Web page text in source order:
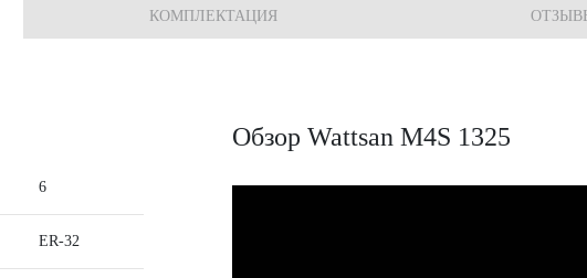
КОМПЛЕКТАЦИЯ
6
ER-32
Обзор Wattsan M4S 1325